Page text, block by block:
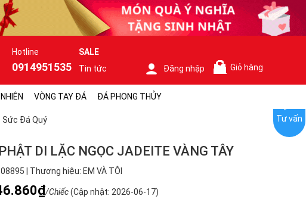
Hotline
0914951535
SALE
Tin tức
Đăng nhập Giỏ hàng
VÒNG TAY ĐÁ ĐÁ PHONG THỦY
Sức Đá Quý
DI LẶC NGỌC JADEITE VÀNG TÂY
| Thương hiệu: EM VÀ TÔI
/Chiếc(Cập nhật: 2026-06-17)
Tư vấn